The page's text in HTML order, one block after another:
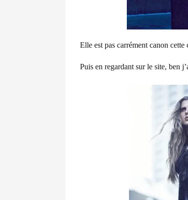
Elle est pas carrément canon cette
Puis en regardant sur le site, ben